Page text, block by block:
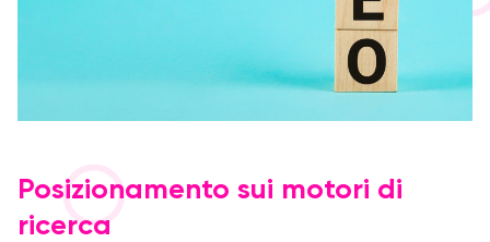
Posizionamento sui motori di
ricerca